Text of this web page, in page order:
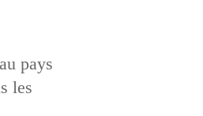
pays
les